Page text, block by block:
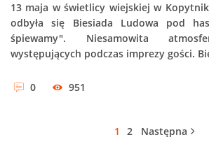
13 maja w świetlicy wiejskiej w
odbyła się Biesiada Ludowa pod
śpiewamy". Niesamowita
występujących podczas imprezy gości.
0 951
1 2 Następna